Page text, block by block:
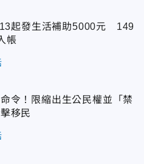
起發生活補助5000元 149
帳
令！限縮出生公民權並「禁
移民